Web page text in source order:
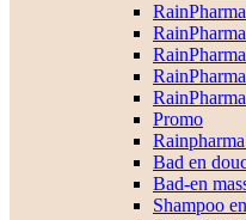
Promo
Bad en
Bad-en
Shampoo